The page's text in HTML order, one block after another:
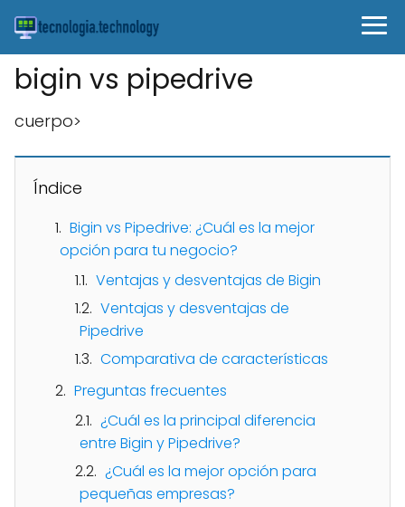
bigin vs pipedrive
cuerpo>
Índice
Bigin vs Pipedrive: ¿Cuál es la mejor
opción para tu negocio?
Ventajas y desventajas de Bigin
Ventajas y desventajas de
Pipedrive
Comparativa de características
Preguntas frecuentes
¿Cuál es la principal diferencia
entre Bigin y Pipedrive?
¿Cuál es la mejor opción para
pequeñas empresas?